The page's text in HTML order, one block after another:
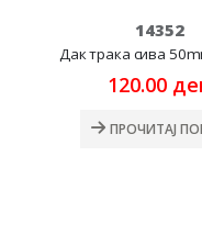
14352
Дак трака сива
120.00
ПРОЧИТАЈ